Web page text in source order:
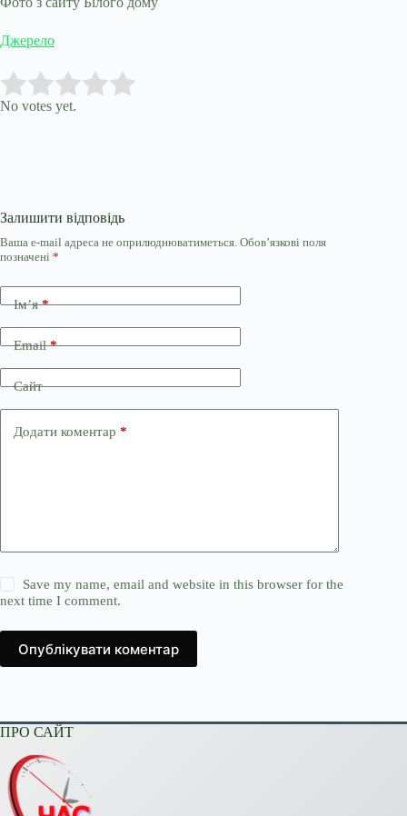
Джерело
Rate this item:
No votes yet.
Залишити відповідь
Ваша e-mail адреса не оприлюднюватиметься. Обов’язкові поля
позначені *
Ім’я*
Email*
Сайт
Додати коментар *
Save my name, email and website in this browser for the
next time I comment.
Опублікувати коментар
ПРО САЙТ